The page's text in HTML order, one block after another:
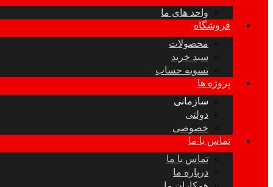
واحد های ما
فروشگاه
محصولات
سبد خرید
تسویه حساب
پروژه ها
سازمانی
دولتی
خصوصی
تماس با ما
تماس با ما
درباره ما